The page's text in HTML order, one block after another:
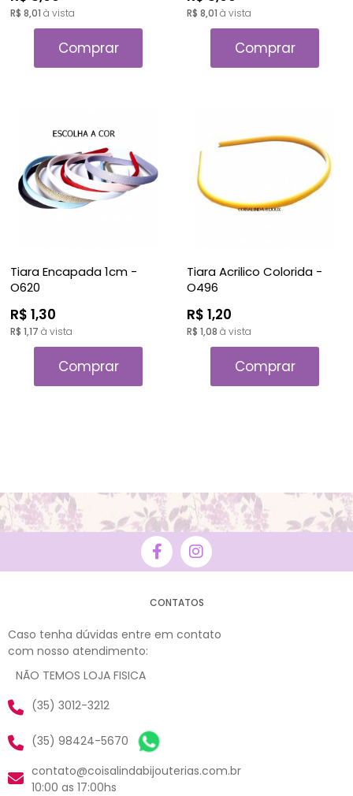
R$ 8,01 à vista
Comprar
R$ 8,01 à vista
Comprar
Tiara Encapada 1cm -
O620
R$ 1,30
R$ 1,17 à vista
Comprar
Tiara Acrilico Colorida -
O496
R$ 1,20
R$ 1,08 à vista
Comprar
CONTATOS
Caso tenha dúvidas entre em contato
com nosso atendimento:
NÃO TEMOS LOJA FISICA
(35) 3012-3212
(35) 98424-5670
contato@coisalindabijouterias.com.br
10:00 as 17:00hs